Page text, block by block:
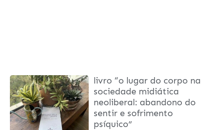
livro “o lugar do corpo na
sociedade midiática
neoliberal: abandono do
sentir e sofrimento
psíquico”